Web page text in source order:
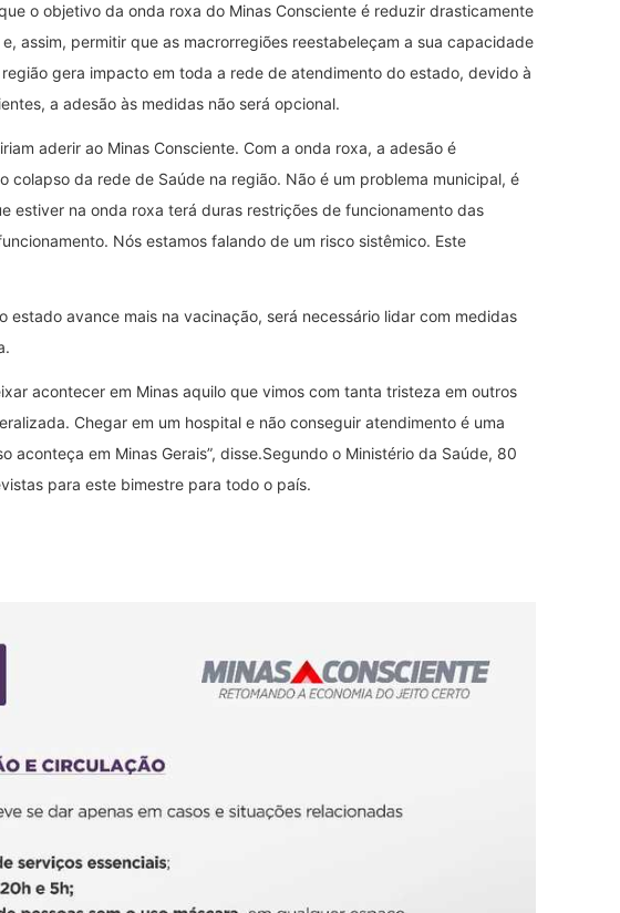
o objetivo da onda roxa do Minas Consciente é reduzir drasticamente
assim, permitir que as macrorregiões reestabeleçam a sua capacidade
gera impacto em toda a rede de atendimento do estado, devido à
a adesão às medidas não será opcional.
aderir ao Minas Consciente. Com a onda roxa, a adesão é
colapso da rede de Saúde na região. Não é um problema municipal, é
estiver na onda roxa terá duras restrições de funcionamento das
Nós estamos falando de um risco sistêmico. Este
estado avance mais na vacinação, será necessário lidar com medidas
acontecer em Minas aquilo que vimos com tanta tristeza em outros
Chegar em um hospital e não conseguir atendimento é uma
aconteça em Minas Gerais”, disse.Segundo o Ministério da Saúde, 80
para este bimestre para todo o país.